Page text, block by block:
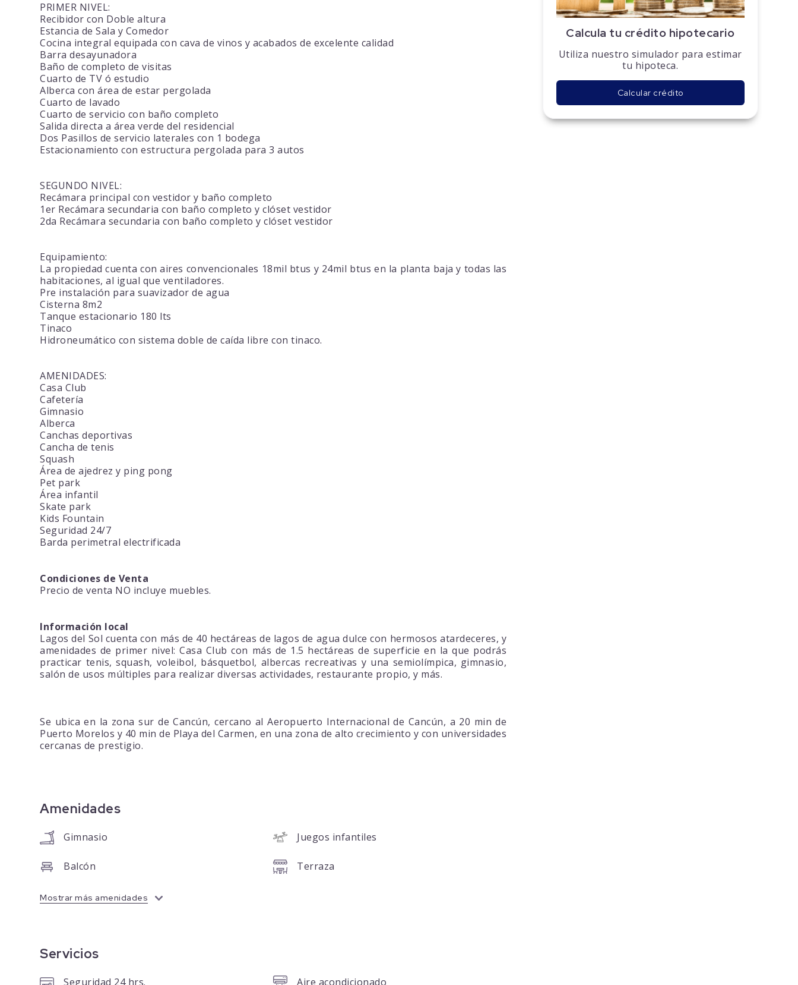
PRIMER NIVEL:
Recibidor con Doble altura
Estancia de Sala y Comedor
Cocina integral equipada con cava de vinos y acabados de excelente calidad
Barra desayunadora
Baño de completo de visitas
Cuarto de TV ó estudio
Alberca con área de estar pergolada
Cuarto de lavado
Cuarto de servicio con baño completo
Salida directa a área verde del residencial
Dos Pasillos de servicio laterales con 1 bodega
Estacionamiento con estructura pergolada para 3 autos
SEGUNDO NIVEL:
Recámara principal con vestidor y baño completo
1er Recámara secundaria con baño completo y clóset vestidor
2da Recámara secundaria con baño completo y clóset vestidor
Equipamiento:
La propiedad cuenta con aires convencionales 18mil btus y 24mil btus en la planta baja y todas las
habitaciones, al igual que ventiladores.
Pre instalación para suavizador de agua
Cisterna 8m2
Tanque estacionario 180 lts
Tinaco
Hidroneumático con sistema doble de caída libre con tinaco.
AMENIDADES:
Casa Club
Cafetería
Gimnasio
Alberca
Canchas deportivas
Cancha de tenis
Squash
Área de ajedrez y ping pong
Pet park
Área infantil
Skate park
Kids Fountain
Seguridad 24/7
Barda perimetral electrificada
Condiciones de Venta
Precio de venta NO incluye muebles.
Información local
Lagos del Sol cuenta con más de 40 hectáreas de lagos de agua dulce con hermosos atardeceres, y
amenidades de primer nivel: Casa Club con más de 1.5 hectáreas de superficie en la que podrás
practicar tenis, squash, voleibol, básquetbol, albercas recreativas y una semiolímpica, gimnasio,
salón de usos múltiples para realizar diversas actividades, restaurante propio, y más.
Se ubica en la zona sur de Cancún, cercano al Aeropuerto Internacional de Cancún, a 20 min de
Puerto Morelos y 40 min de Playa del Carmen, en una zona de alto crecimiento y con universidades
cercanas de prestigio.
Calcula tu crédito hipotecario
Utiliza nuestro simulador para estimar
tu hipoteca.
Calcular crédito
Amenidades
Gimnasio Juegos infantiles
Balcón Terraza
Mostrar más amenidades
Servicios
Seguridad 24 hrs. Aire acondicionado